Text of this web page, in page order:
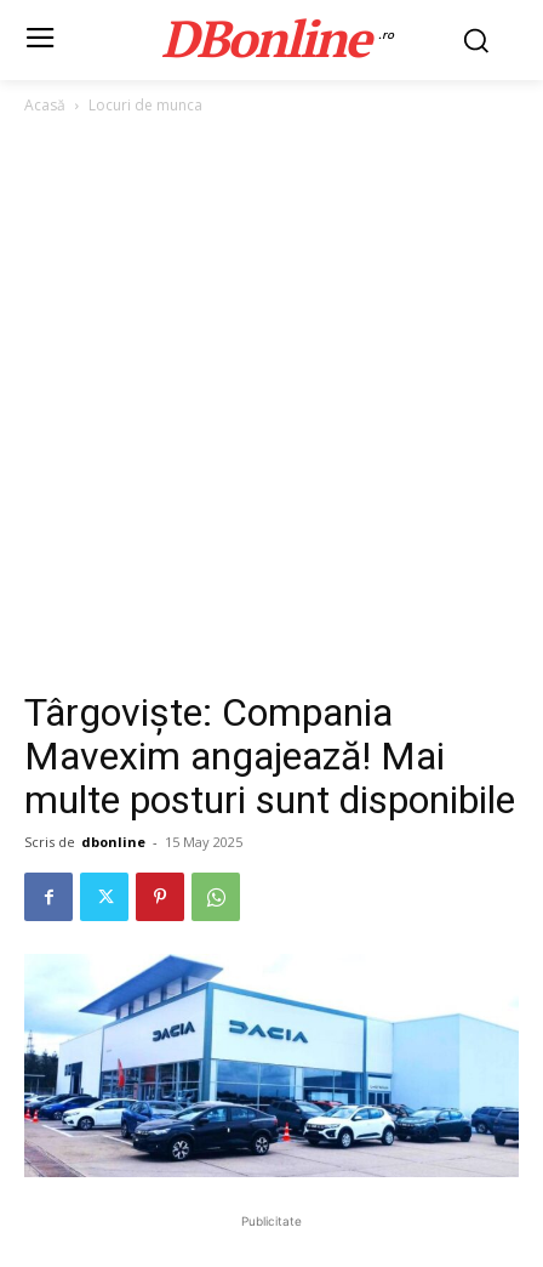
DBonline .ro
Acasă Locuri de munca
Târgoviște: Compania
Mavexim angajează! Mai
multe posturi sunt disponibile
Scris de dbonline - 15 May 2025
Publicitate